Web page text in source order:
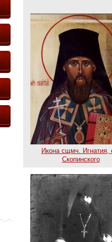
Икона сщмч. Игнатия,
Скопинского